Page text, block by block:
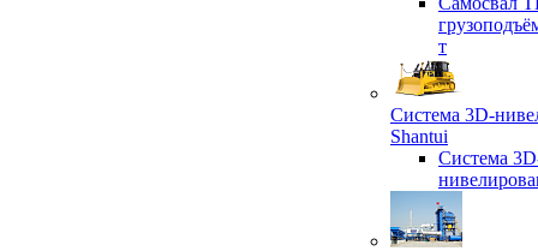
т
Система 3D-
Shantui
Система